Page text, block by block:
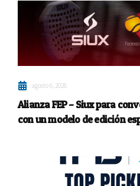
agosto 6, 2026
Alianza FEP – Siux para
con un modelo de edición